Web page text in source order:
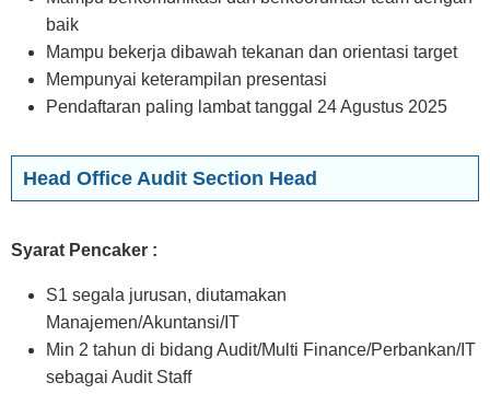
baik
Mampu bekerja dibawah tekanan dan orientasi target
Mempunyai keterampilan presentasi
Pendaftaran paling lambat tanggal 24 Agustus 2025
Head Office Audit Section Head
Syarat Pencaker :
S1 segala jurusan, diutamakan
Manajemen/Akuntansi/IT
Min 2 tahun di bidang Audit/Multi Finance/Perbankan/IT
sebagai Audit Staff